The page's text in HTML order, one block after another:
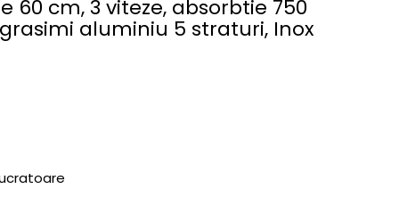
60 cm, 3 viteze, absorbtie 750
aluminiu 5 straturi, Inox